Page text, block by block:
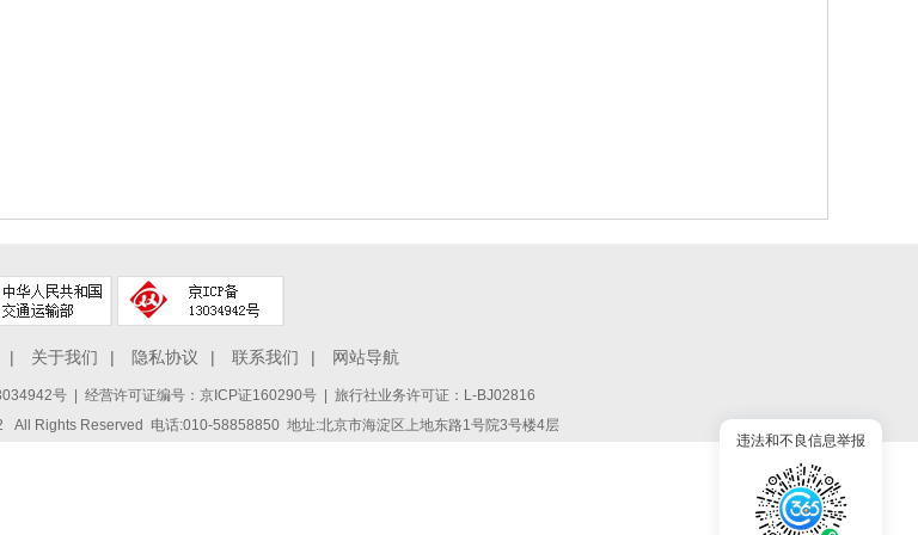
| 关于我们 | 隐私协议 | 联系我们 | 网站导航
号| 经营许可证编号：京ICP证160290号 | 旅行社业务许可证：L-BJ02816
Rights Reserved 电话:010-58858850 地址:北京市海淀区上地东路1号院3号楼4层
违法和不良信息举报